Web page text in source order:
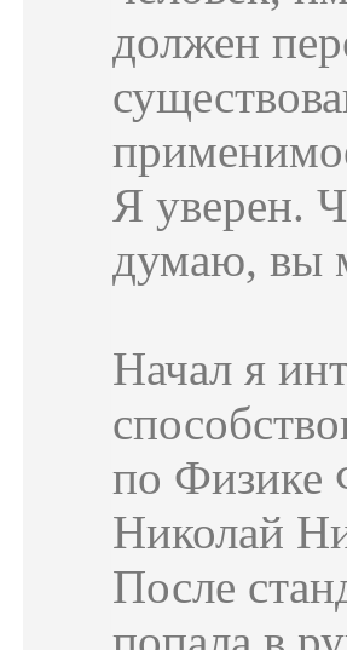
должен
Я уверен.
думаю, вы
Начал я
по Физике
Николай
После